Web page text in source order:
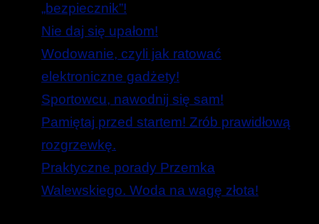
„bezpiecznik”!
Nie daj się upałom!
Wodowanie, czyli jak ratować
elektroniczne gadżety!
Sportowcu, nawodnij się sam!
Pamiętaj przed startem! Zrób prawidłową
rozgrzewkę.
Praktyczne porady Przemka
Walewskiego. Woda na wagę złota!